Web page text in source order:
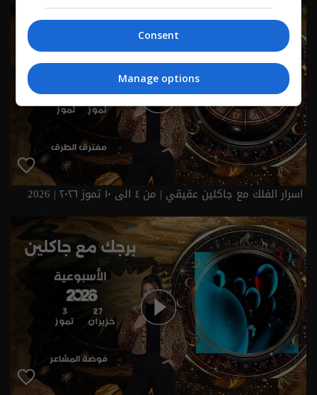
اسرار الفلك مع جاكلين عقيقي | من ٤ الى ١٠ تموز ٢٠٢٦ | 2026
Consent
Manage options